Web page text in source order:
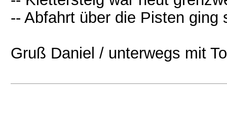
-- Abfahrt über die Pisten ging
Gruß Daniel / unterwegs mit